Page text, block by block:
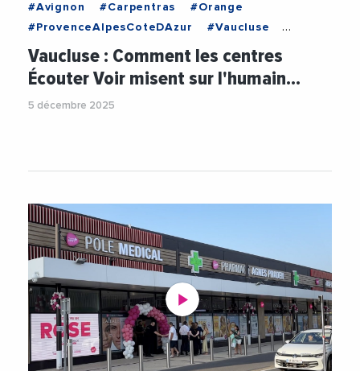
#Avignon #Carpentras
#Orange
#ProvenceAlpesCoteDAzur
#Vaucluse
#AesioSante
#Economie
#PreventionSante
#Sante
Vaucluse : Comment les centres
Écouter Voir misent sur l'humain…
5 décembre 2025